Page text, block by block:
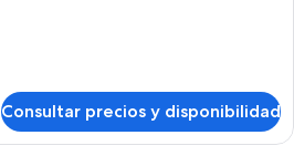
Consultar precios y disponibilidad